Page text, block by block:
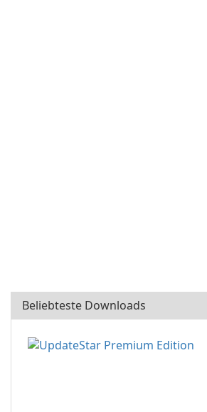
Beliebteste Downloads